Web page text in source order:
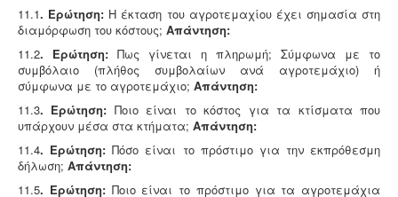
11.1. Ερώτηση: Η έκταση του αγροτεμαχίου έχει σημασία στη
διαμόρφωση του κόστους; Απάντηση:
11.2. Ερώτηση: Πως γίνεται η πληρωμή; Σύμφωνα με το
συμβόλαιο (πλήθος συμβολαίων ανά αγροτεμάχιο) ή
σύμφωνα με το αγροτεμάχιο; Απάντηση:
11.3. Ερώτηση: Ποιο είναι το κόστος για τα κτίσματα που
υπάρχουν μέσα στα κτήματα; Απάντηση:
11.4. Ερώτηση:Πόσο είναι το πρόστιμο για την εκπρόθεσμη
δήλωση; Απάντηση:
11.5. Ερώτηση: Ποιο είναι το πρόστιμο για τα αγροτεμάχια